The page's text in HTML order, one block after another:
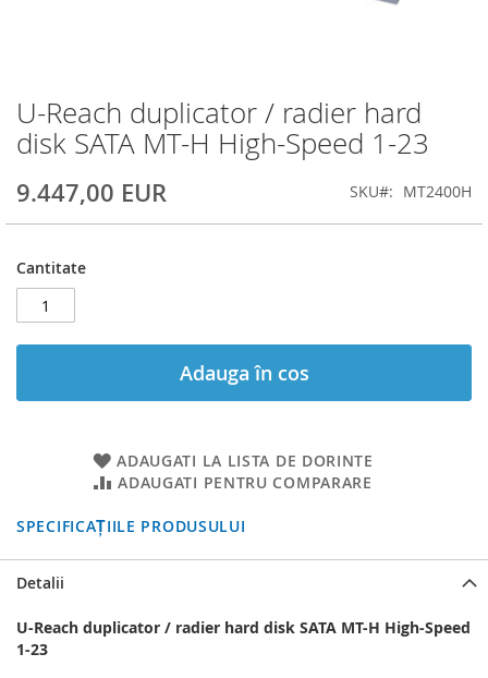
U-Reach duplicator / radier hard
disk SATA MT-H High-Speed 1-23
9.447,00 EUR SKU MT2400H
Cantitate
Adauga în cos
ADAUGATI LA LISTA DE DORINTE
ADAUGATI PENTRU COMPARARE
SPECIFICAȚIILE PRODUSULUI
Skip
to
the
of
gallery
Detalii
U-Reach duplicator / radier hard disk SATA MT-H High-Speed
1-23